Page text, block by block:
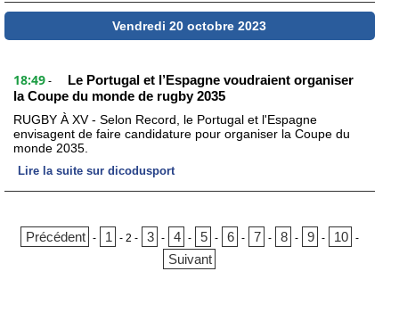
Vendredi 20 octobre 2023
18:49 -
Le Portugal et l’Espagne voudraient organiser
la Coupe du monde de rugby 2035
RUGBY À XV - Selon Record, le Portugal et l'Espagne
envisagent de faire candidature pour organiser la Coupe du
monde 2035.
Lire la suite sur dicodusport
Précédent - 1 -2 - 3 - 4 - 5 - 6 - 7 - 8 - 9 - 10 -
Suivant